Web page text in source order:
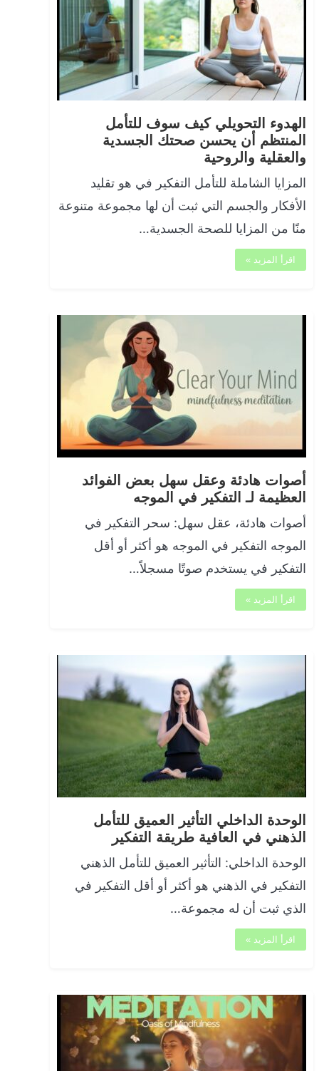
الهدوء التحويلي كيف سوف للتأمل
المنتظم أن يحسن صحتك الجسدية
والعقلية والروحية
المزايا الشاملة للتأمل التفكير في هو تقليد
الأفكار والجسم التي ثبت أن لها مجموعة متنوعة
منًا من المزايا للصحة الجسدية…
اقرأ المزيد »
أصوات هادئة وعقل سهل بعض الفوائد
العظيمة لـ التفكير في الموجه
أصوات هادئة، عقل سهل: سحر التفكير في
الموجه التفكير في الموجه هو أكثر أو أقل
التفكير في يستخدم صوتًا مسجلاً…
اقرأ المزيد »
الوحدة الداخلي التأثير العميق للتأمل
الذهني في العافية طريقة التفكير
الوحدة الداخلي: التأثير العميق للتأمل الذهني
التفكير في الذهني هو أكثر أو أقل التفكير في
الذي ثبت أن له مجموعة…
اقرأ المزيد »